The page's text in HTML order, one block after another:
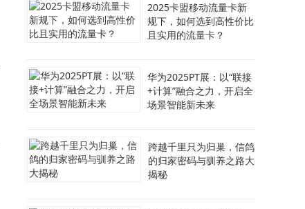
2025卡盟移动流量卡新
规下，如何选到高性价比
且实用的流量卡？
华为2025PT展：以“联接
+计算”融合之力，开启全
场景智能新未来
跨越千里只为归巢，信鸽
的归家密码与驯养之路大
揭秘